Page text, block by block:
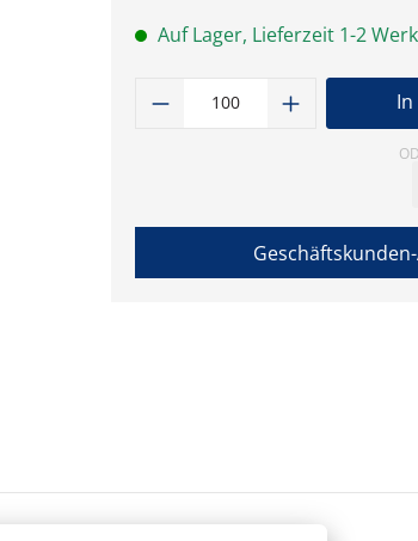
Auf Lager, Lieferzeit 1-2
Produkt Anzahl: